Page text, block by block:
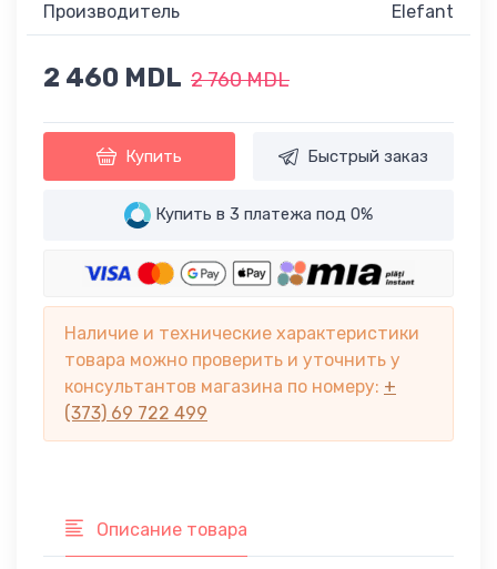
Производитель Elefant
2 460 MDL 2 760 MDL
Купить Быстрый заказ
Купить в 3 платежа под 0%
Наличие и технические характеристики
товара можно проверить и уточнить у
консультантов магазина по номеру: +
(373) 69 722 499
Описание товара